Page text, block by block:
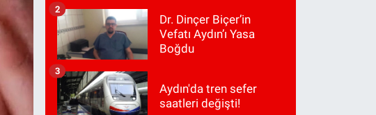
Dr. Dinçer Biçer’in
Vefatı Aydın’ı Yasa
Boğdu
2
Aydın'da tren sefer
saatleri değişti!
3